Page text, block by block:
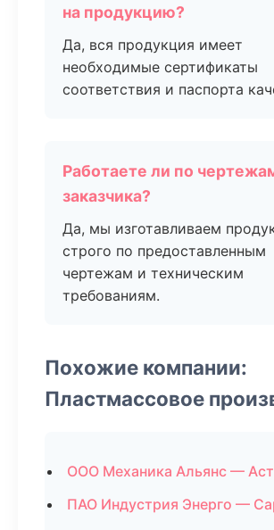
на продукцию?
Да, вся продукция имеет
необходимые сертификаты
соответствия и паспорта
Работаете ли по
заказчика?
Да, мы изготавливаем
строго по предоставленным
чертежам и техническим
требованиям.
Похожие компании:
Пластмассовое
ООО Механика Альянс —
ПАО Индустрия Энерго —